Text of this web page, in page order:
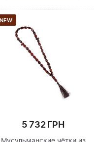
NEW
5 732 ГРН